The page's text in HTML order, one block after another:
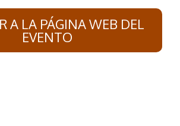
A LA PÁGINA WEB DEL
EVENTO